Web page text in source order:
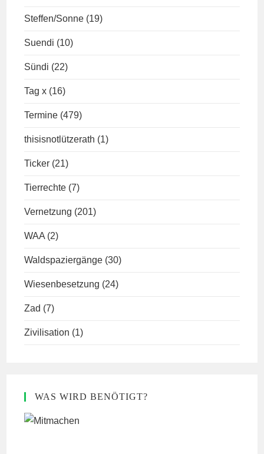
Steffen/Sonne (19)
Suendi (10)
Sündi (22)
Tag x (16)
Termine (479)
thisisnotlützerath (1)
Ticker (21)
Tierrechte (7)
Vernetzung (201)
WAA (2)
Waldspaziergänge (30)
Wiesenbesetzung (24)
Zad (7)
Zivilisation (1)
WAS WIRD BENÖTIGT?